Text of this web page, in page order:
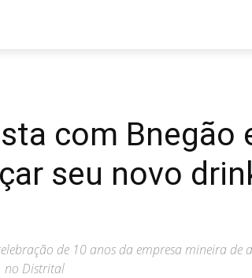
com Bnegão
seu novo
de 10 anos da empresa mineira de
no Distrital